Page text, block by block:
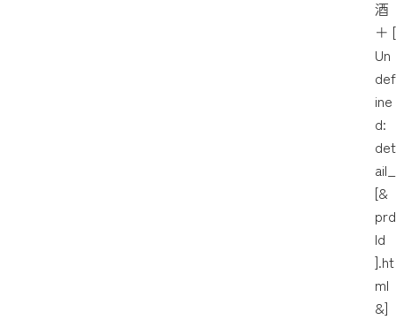
酒
＋ [
Un
def
ine
d:
det
ail_
[&
prd
Id
].ht
ml
&]